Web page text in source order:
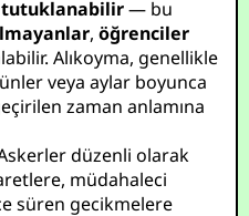
tutuklanabilir— bu
,öğrenciler
Alıkoyma, genellikle
veya aylar boyunca
zaman anlamına
düzenli olarak
müdahaleci
süren gecikmelere